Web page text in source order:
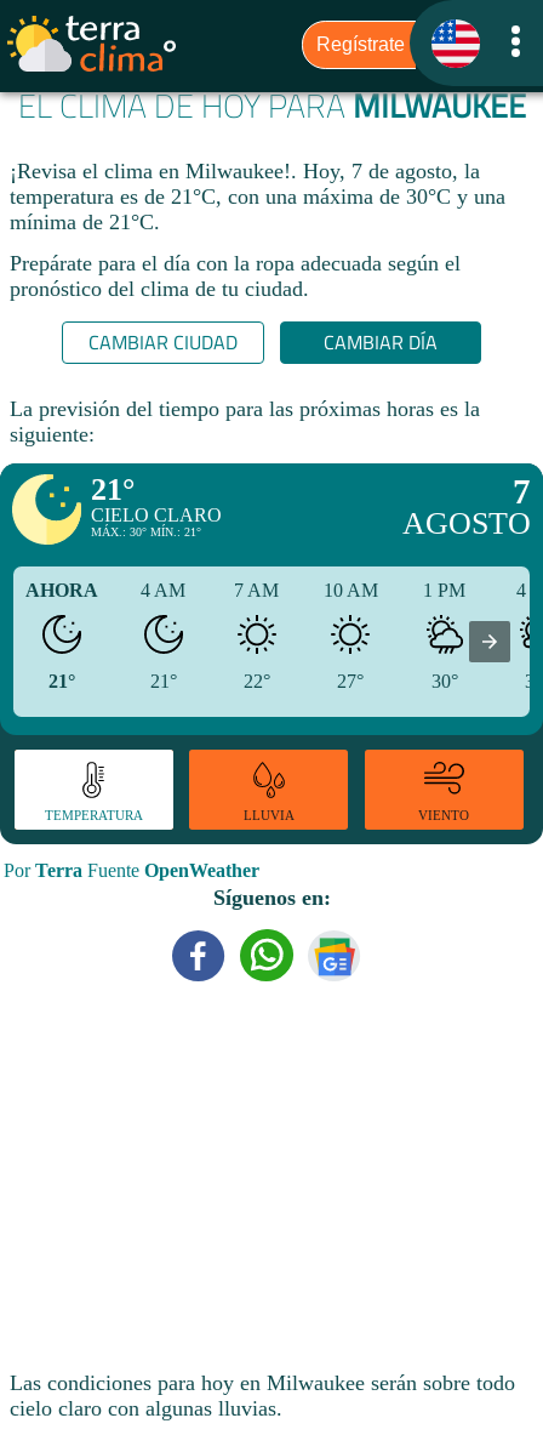
EL CLIMA DE HOY PARAMILWAUKEE
¡Revisa el clima en Milwaukee!. Hoy, 7 de agosto, la
temperatura es de 21°C, con una máxima de 30°C y una
mínima de 21°C.​
Prepárate para el día con la ropa adecuada según el
pronóstico del clima de tu ciudad.​
CAMBIAR CIUDAD CAMBIAR DÍA
La previsión del tiempo para las próximas horas es la
siguiente:
21°
CIELO CLARO
MÁX.: 30° MÍN.: 21°
7
AGOSTO
AHORA
21°
4 AM
21°
7 AM
22°
10 AM
27°
1 PM
30°
4
TEMPERATURA LLUVIA VIENTO
PorTerra Fuente OpenWeather
Síguenos en:
Las condiciones para hoy en Milwaukee serán sobre todo
cielo claro con algunas lluvias.